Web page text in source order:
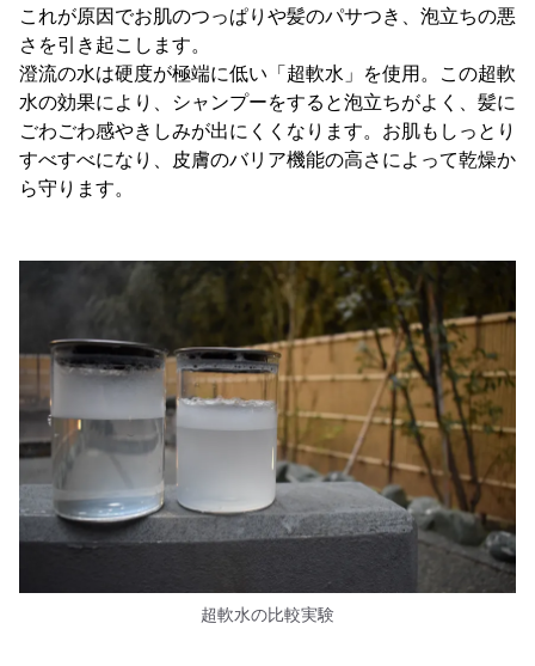
これが原因でお肌のつっぱりや髪のパサつき、泡立ちの悪
さを引き起こします。
澄流の水は硬度が極端に低い「超軟水」を使用。この超軟
水の効果により、シャンプーをすると泡立ちがよく、髪に
ごわごわ感やきしみが出にくくなります。お肌もしっとり
すべすべになり、皮膚のバリア機能の高さによって乾燥か
ら守ります。
超軟水の比較実験